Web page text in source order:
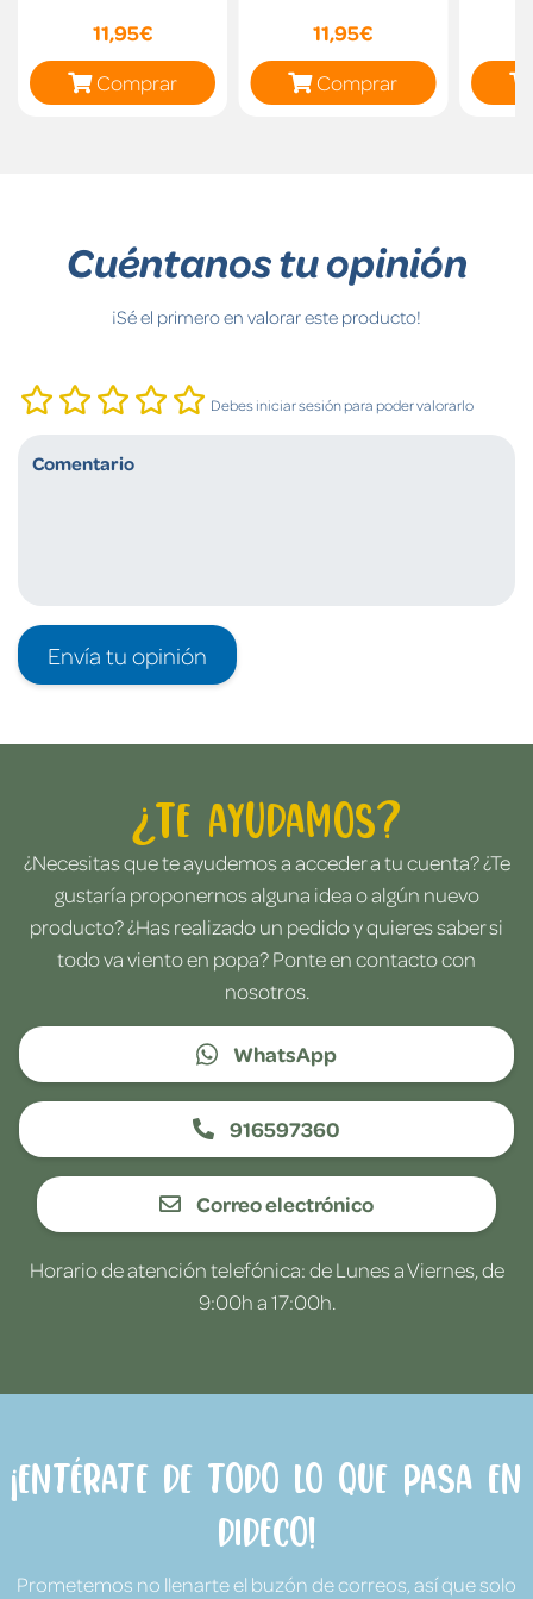
11,95€
Comprar
11,95€
Comprar
Cuéntanos tu opinión
¡Sé el primero en valorar este producto!
Debes iniciar sesión para poder valorarlo
Envía tu opinión
¿Te ayudamos?
¿Necesitas que te ayudemos a acceder a tu cuenta? ¿Te
gustaría proponernos alguna idea o algún nuevo
producto? ¿Has realizado un pedido y quieres saber si
todo va viento en popa? Ponte en contacto con
nosotros.
WhatsApp
916597360
Correo electrónico
Horario de atención telefónica: de Lunes a Viernes, de
9:00h a 17:00h.
¡Entérate de todo lo que pasa en
Dideco!
Prometemos no llenarte el buzón de correos, así que solo